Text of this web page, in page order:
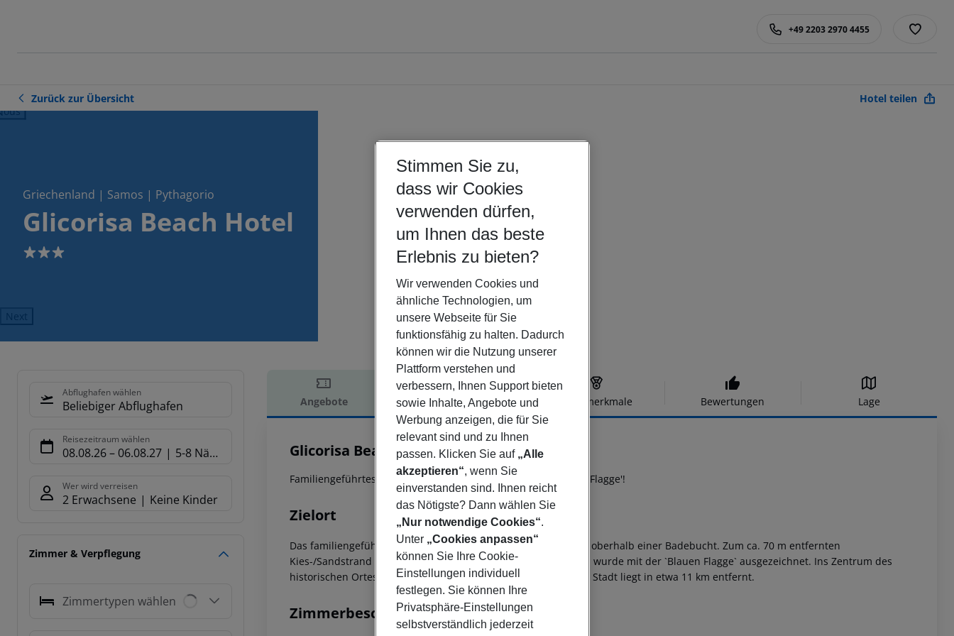
+49 2203 2970 4455
Zurück zur Übersicht Hotel teilen
Griechenland | Samos | Pythagorio
Glicorisa Beach Hotel
3
Next
Abflughafen wählen
Beliebiger Abflughafen
Reisezeitraum wählen
08.08.26– 06.08.27 5-8 Nächte
Wer wird verreisen
2 Erwachsene Keine Kinder
Zimmer & Verpflegung
Zimmertypen wählen
Angebote Hotelbeschreibung Hotelmerkmale Bewertungen Lage
Hotelbeschreibung
Glicorisa Beach Hotel
Familiengeführtes Hotel oberhalb einer Badebucht mit 'Blauer Flagge'!
Zielort
Das familiengeführte Hotel befindet sich in ruhiger Umgebung oberhalb einer Badebucht. Zum ca. 70 m entfernten
Kies-/Sandstrand führen ein Fußweg bzw. Treppen. Der Strand wurde mit der `Blauen Flagge` ausgezeichnet. Ins Zentrum des
historischen Ortes Pythagorion sind es etwa 2,5 km und Samos Stadt liegt in etwa 11 km entfernt.
Zimmerbeschreibung
Stimmen Sie zu,
dass wir Cookies
verwenden dürfen,
um Ihnen das beste
Erlebnis zu bieten?
Wir verwenden Cookies und
ähnliche Technologien, um
unsere Webseite für Sie
funktionsfähig zu halten. Dadurch
können wir die Nutzung unserer
Plattform verstehen und
verbessern, Ihnen Support bieten
sowie Inhalte, Angebote und
Werbung anzeigen, die für Sie
relevant sind und zu Ihnen
passen. Klicken Sie auf „Alle
akzeptieren“, wenn Sie
einverstanden sind. Ihnen reicht
das Nötigste? Dann wählen Sie
„Nur notwendige Cookies“.
Unter „Cookies anpassen“
können Sie Ihre Cookie-
Einstellungen individuell
festlegen. Sie können Ihre
Privatsphäre-Einstellungen
selbstverständlich jederzeit